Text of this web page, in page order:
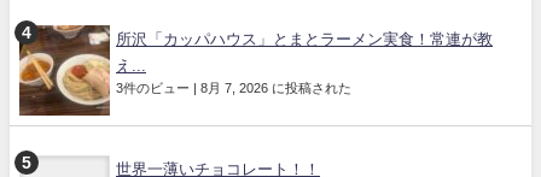
所沢「カッパハウス」とまとラーメン実食！常連が教
え...
3件のビュー | 8月 7, 2026 に投稿された
世界一薄いチョコレート！！